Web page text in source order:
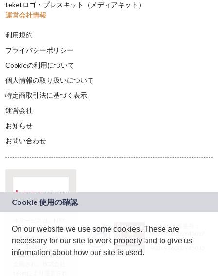
teketロゴ・プレスキット（メディアキット）
運営会社情報
利用規約
プライバシーポリシー
Cookieの利用について
個人情報の取り扱いについて
特定商取引法に基づく表示
運営会社
お知らせ
お問い合わせ
ドコモグループの新
規事業創出プログラ
ム「docomo
STARTUP」を通じて
JASRAC許諾番号：
9024936001Y45037
JASRAC許諾番号：
On our website we use some cookies. These are
necessary for our site to work properly and to give us
information about how our site is used.